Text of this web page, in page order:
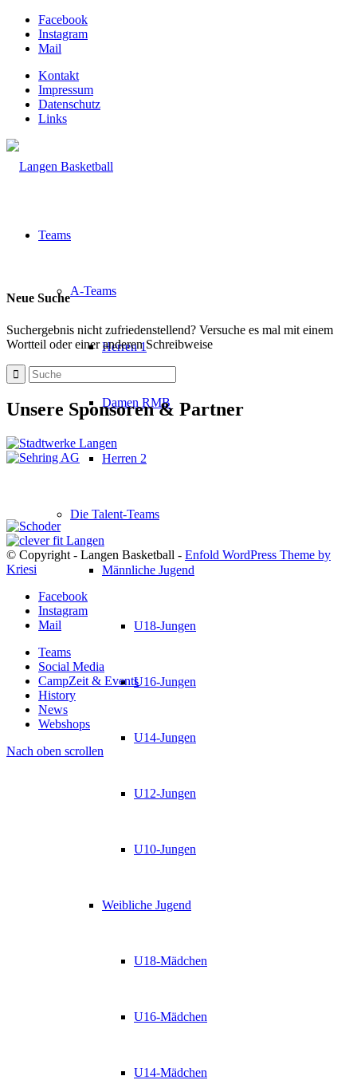
Facebook
Instagram
Mail
Kontakt
Impressum
Datenschutz
Links
Teams
A-Teams
Herren 1
Damen RMB
Herren 2
Die Talent-Teams
Männliche Jugend
U18-Jungen
U16-Jungen
U14-Jungen
U12-Jungen
U10-Jungen
Weibliche Jugend
U18-Mädchen
U16-Mädchen
U14-Mädchen
Neue Suche
Suchergebnis nicht zufriedenstellend? Versuche es mal mit einem
Wortteil oder einer anderen Schreibweise
Unsere Sponsoren & Partner
© Copyright - Langen Basketball - Enfold WordPress Theme by
Kriesi
Facebook
Instagram
Mail
Teams
Social Media
CampZeit & Events
History
News
Webshops
Nach oben scrollen